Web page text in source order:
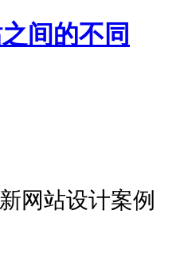
间的不同
网站设计案例